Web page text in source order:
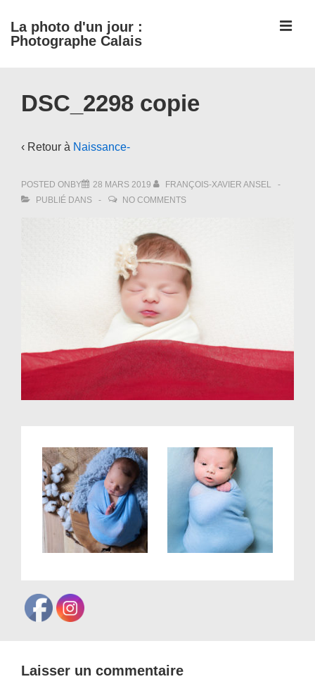
passer
au
La photo d'un jour :
Photographe Calais
Navigation
DSC_2298 copie
‹ Retour à Naissance-
POSTED ONBY 28 MARS 2019
FRANÇOIS-XAVIER ANSEL
PUBLIÉ DANS
NO COMMENTS
Laisser un commentaire